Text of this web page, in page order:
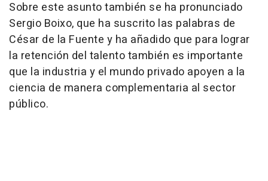
Sobre este asunto también se ha pronunciado
Sergio Boixo, que ha suscrito las palabras de
César de la Fuente y ha añadido que para lograr
la retención del talento también es importante
que la industria y el mundo privado apoyen a la
ciencia de manera complementaria al sector
público.